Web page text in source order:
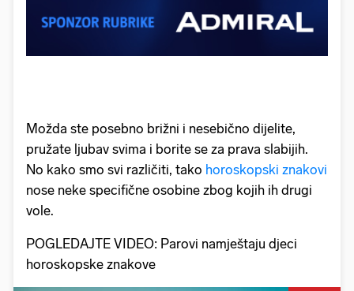
Možda ste posebno brižni i nesebično dijelite,
pružate ljubav svima i borite se za prava slabijih.
No kako smo svi različiti, tako horoskopski znakovi
nose neke specifične osobine zbog kojih ih drugi
vole.
POGLEDAJTE VIDEO: Parovi namještaju djeci
horoskopske znakove